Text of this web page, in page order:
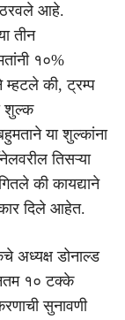
ठरवले आहे.
तीन
१०%
म्हटले की, ट्रम्प
शुल्क
या शुल्कांना
तिसऱ्या
की कायद्याने
दिले आहेत.
अध्यक्ष डोनाल्ड
१० टक्के
सुनावणी